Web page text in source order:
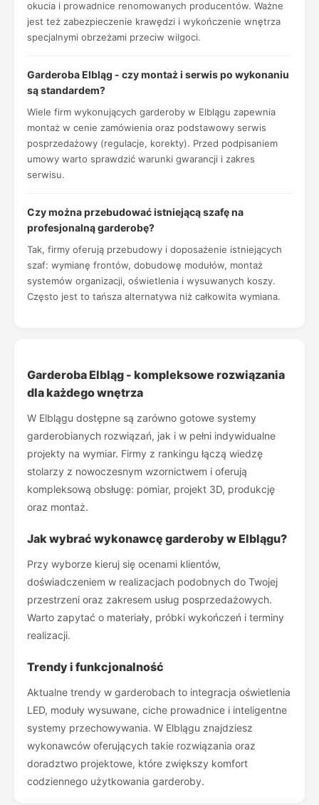
okucia i prowadnice renomowanych producentów. Ważne
jest też zabezpieczenie krawędzi i wykończenie wnętrza
specjalnymi obrzeżami przeciw wilgoci.
Garderoba Elbląg - czy montaż i serwis po wykonaniu
są standardem?
Wiele firm wykonujących garderoby w Elblągu zapewnia
montaż w cenie zamówienia oraz podstawowy serwis
posprzedażowy (regulacje, korekty). Przed podpisaniem
umowy warto sprawdzić warunki gwarancji i zakres
serwisu.
Czy można przebudować istniejącą szafę na
profesjonalną garderobę?
Tak, firmy oferują przebudowy i doposażenie istniejących
szaf: wymianę frontów, dobudowę modułów, montaż
systemów organizacji, oświetlenia i wysuwanych koszy.
Często jest to tańsza alternatywa niż całkowita wymiana.
Garderoba Elbląg - kompleksowe rozwiązania
dla każdego wnętrza
W Elblągu dostępne są zarówno gotowe systemy
garderobianych rozwiązań, jak i w pełni indywidualne
projekty na wymiar. Firmy z rankingu łączą wiedzę
stolarzy z nowoczesnym wzornictwem i oferują
kompleksową obsługę: pomiar, projekt 3D, produkcję
oraz montaż.
Jak wybrać wykonawcę garderoby w Elblągu?
Przy wyborze kieruj się ocenami klientów,
doświadczeniem w realizacjach podobnych do Twojej
przestrzeni oraz zakresem usług posprzedażowych.
Warto zapytać o materiały, próbki wykończeń i terminy
realizacji.
Trendy i funkcjonalność
Aktualne trendy w garderobach to integracja oświetlenia
LED, moduły wysuwane, ciche prowadnice i inteligentne
systemy przechowywania. W Elblągu znajdziesz
wykonawców oferujących takie rozwiązania oraz
doradztwo projektowe, które zwiększy komfort
codziennego użytkowania garderoby.